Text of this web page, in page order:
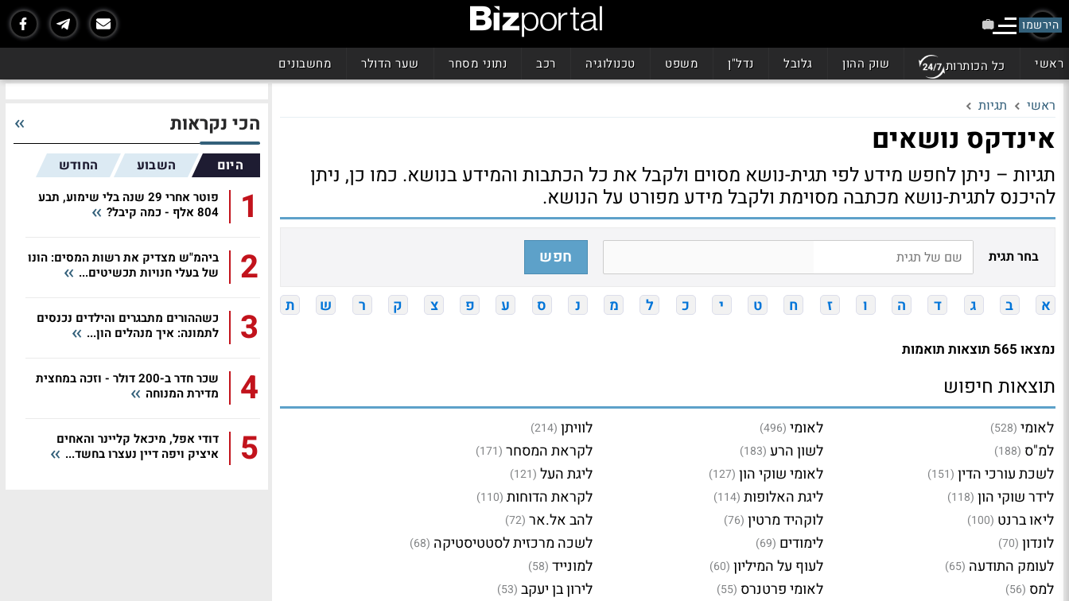
הירשמו
ראשי כל הכותרות שוק ההון גלובל נדל"ן משפט טכנולוגיה רכב נתוני מסחר שער הדולר מחשבונים
ראשי תגיות
אינדקס נושאים
תגיות – ניתן לחפש מידע לפי תגית-נושא מסוים ולקבל את כל הכתבות והמידע בנושא. כמו כן, ניתן
להיכנס לתגית-נושא מכתבה מסוימת ולקבל מידע מפורט על הנושא.
בחר תגית חפש
א ב ג ד ה ו ז ח ט י כ ל מ נ ס ע פ צ ק ר ש ת
נמצאו 565 תוצאות תואמות
תוצאות חיפוש
לאומי (528) לאומי (496) לוויתן (214)
למ"ס (188) לשון הרע (183) לקראת המסחר (171)
לשכת עורכי הדין (151) לאומי שוקי הון (127) ליגת העל (121)
לידר שוקי הון (118) ליגת האלופות (114) לקראת הדוחות (110)
ליאו ברנט (100) לוקהיד מרטין (76) להב אל.אר (72)
לונדון (70) לימודים (69) לשכה מרכזית לסטטיסטיקה (68)
לעומק התודעה (65) לעוף על המיליון (60) למונייד (58)
למס (56) לאומי פרטנרס (55) לירון בן יעקב (53)
הכי נקראות
היום השבוע החודש
1
פוטר אחרי 29 שנה בלי שימוע, תבע
804 אלף - כמה קיבל?
2
ביהמ"ש מצדיק את רשות המסים: הונו
של בעלי חנויות תכשיטים...
3
כשההורים מתבגרים והילדים נכנסים
לתמונה: איך מנהלים הון...
4
שכר חדר ב-200 דולר - וזכה במחצית
מדירת המנוחה
5
דודי אפל, מיכאל קליינר והאחים
איציק ויפה דיין נעצרו בחשד...